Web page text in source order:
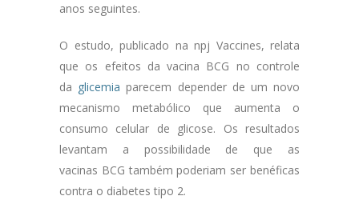
anos seguintes.
O estudo, publicado na npj Vaccines, relata
que os efeitos da vacina BCG no controle
da glicemia parecem depender de um novo
mecanismo metabólico que aumenta o
consumo celular de glicose. Os resultados
levantam a possibilidade de que as
vacinas BCG também poderiam ser benéficas
contra o diabetes tipo 2.